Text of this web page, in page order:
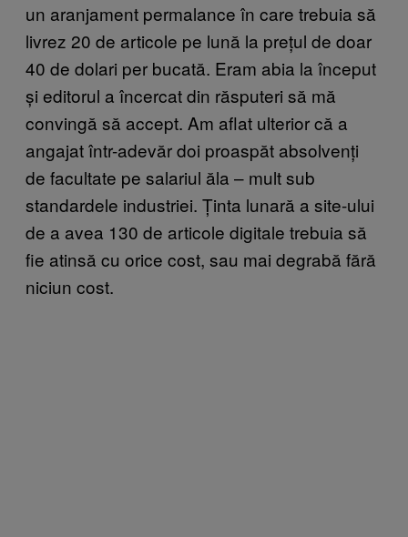
un aranjament permalance în care trebuia să
livrez 20 de articole pe lună la prețul de doar
40 de dolari per bucată. Eram abia la început
și editorul a încercat din răsputeri să mă
convingă să accept. Am aflat ulterior că a
angajat într-adevăr doi proaspăt absolvenți
de facultate pe salariul ăla – mult sub
standardele industriei. Ținta lunară a site-ului
de a avea 130 de articole digitale trebuia să
fie atinsă cu orice cost, sau mai degrabă fără
niciun cost.